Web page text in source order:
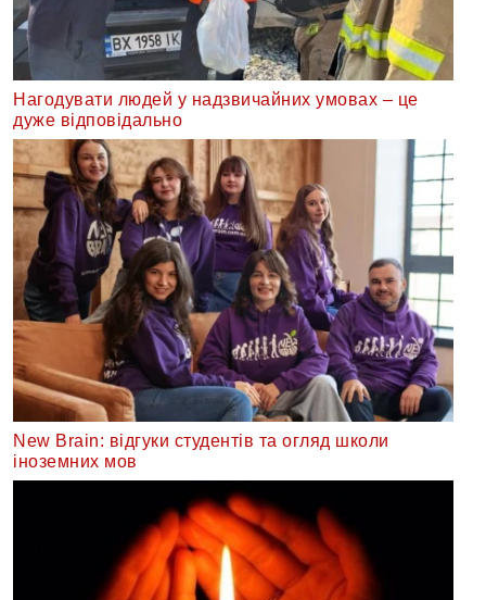
Нагодувати людей у надзвичайних умовах – це
дуже відповідально
New Brain: відгуки студентів та огляд школи
іноземних мов